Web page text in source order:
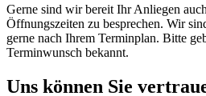
Gerne sind wir bereit Ihr Anliegen
Öffnungszeiten zu besprechen. Wir
gerne nach Ihrem Terminplan. Bitte
Terminwunsch bekannt.
Uns können Sie